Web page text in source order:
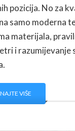
pozicija. No za
samo moderna
materijala,
i razumijevanje
VIŠE